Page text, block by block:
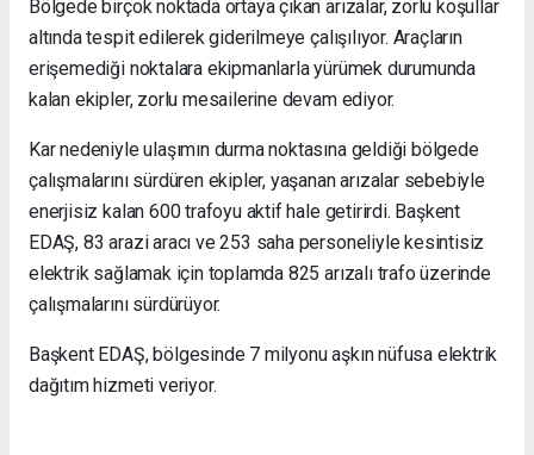
Bölgede birçok noktada ortaya çıkan arızalar, zorlu koşullar
altında tespit edilerek giderilmeye çalışılıyor. Araçların
erişemediği noktalara ekipmanlarla yürümek durumunda
kalan ekipler, zorlu mesailerine devam ediyor.
Kar nedeniyle ulaşımın durma noktasına geldiği bölgede
çalışmalarını sürdüren ekipler, yaşanan arızalar sebebiyle
enerjisiz kalan 600 trafoyu aktif hale getirirdi. Başkent
EDAŞ, 83 arazi aracı ve 253 saha personeliyle kesintisiz
elektrik sağlamak için toplamda 825 arızalı trafo üzerinde
çalışmalarını sürdürüyor.
Başkent EDAŞ, bölgesinde 7 milyonu aşkın nüfusa elektrik
dağıtım hizmeti veriyor.